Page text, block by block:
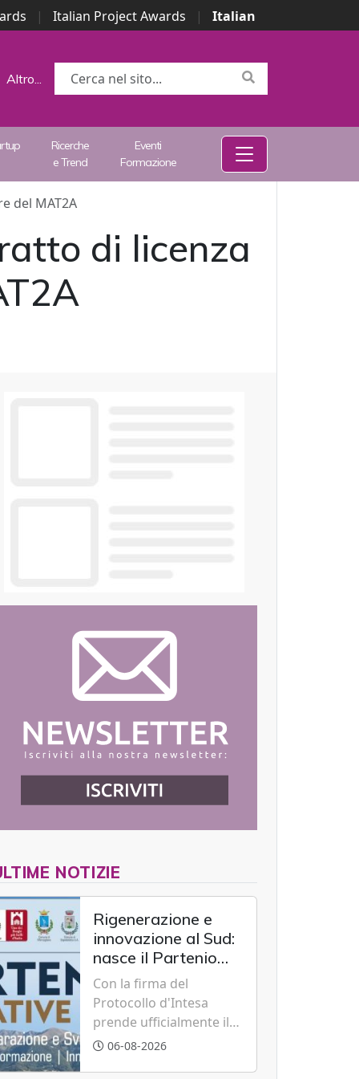
| Italian Project Awards |
Italian
Altro...
Ricerche
e Trend
Eventi
Formazione
del MAT2A
di licenza
NOTIZIE
Rigenerazione e
innovazione al Sud:
nasce il Partenio
Creative Hub per il
rilancio del
territorio
Con la firma del
Protocollo d'Intesa
prende ufficialmente il
via il recupero dell'ex
06-08-2026